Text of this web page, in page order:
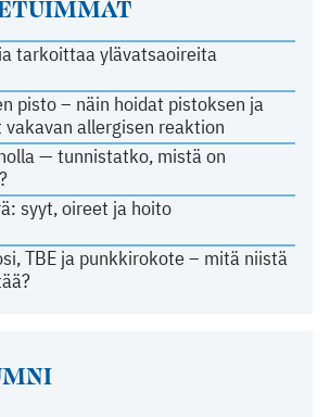
tarkoittaa ylävatsaoireita
pisto – näin hoidat pistoksen ja
allergisen reaktion
— tunnistatko, mistä on
syyt, oireet ja hoito
TBE ja punkkirokote – mitä niistä